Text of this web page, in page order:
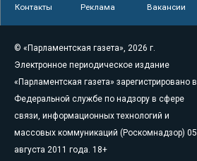
Контакты Реклама Вакансии
© «Парламентская газета», 2026 г.
Электронное периодическое издание
«Парламентская газета» зарегистрировано в
Федеральной службе по надзору в сфере
связи, информационных технологий и
массовых коммуникаций (Роскомнадзор) 05
августа 2011 года. 18+